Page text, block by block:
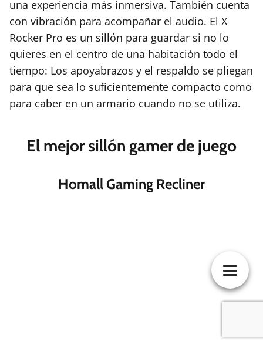
una experiencia más inmersiva. También cuenta
con vibración para acompañar el audio. El X
Rocker Pro es un sillón para guardar si no lo
quieres en el centro de una habitación todo el
tiempo: Los apoyabrazos y el respaldo se pliegan
para que sea lo suficientemente compacto como
para caber en un armario cuando no se utiliza.
El mejor sillón gamer de juego
Homall Gaming Recliner